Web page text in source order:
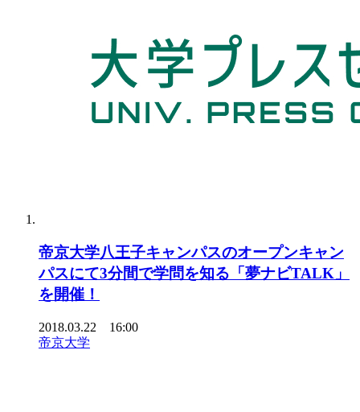
帝京大学八王子キャンパスのオープンキャン
パスにて3分間で学問を知る「夢ナビTALK」
を開催！
2018.03.22 16:00
帝京大学